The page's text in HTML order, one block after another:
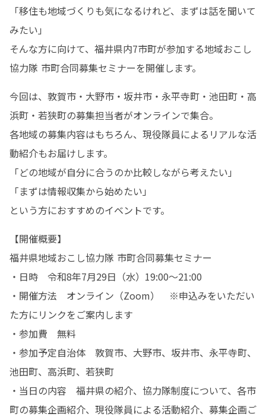
「移住も地域づくりも気になるけれど、まずは話を聞いて
みたい」
そんな方に向けて、福井県内7市町が参加する地域おこし
協力隊 市町合同募集セミナーを開催します。
今回は、敦賀市・大野市・坂井市・永平寺町・池田町・高
浜町・若狭町の募集担当者がオンラインで集合。
各地域の募集内容はもちろん、現役隊員によるリアルな活
動紹介もお届けします。
「どの地域が自分に合うのか比較しながら考えたい」
「まずは情報収集から始めたい」
という方におすすめのイベントです。
【開催概要】
福井県地域おこし協力隊 市町合同募集セミナー
・日時　令和8年7月29日（水）19:00～21:00
・開催方法　オンライン（Zoom）　※申込みをいただい
た方にリンクをご案内します
・参加費　無料
・参加予定自治体　敦賀市、大野市、坂井市、永平寺町、
池田町、高浜町、若狭町
・当日の内容　福井県の紹介、協力隊制度について、各市
町の募集企画紹介、現役隊員による活動紹介、募集企画ご